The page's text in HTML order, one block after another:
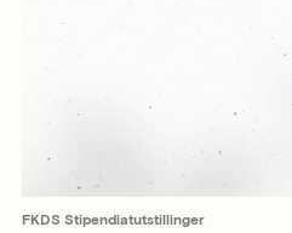
FKDS Stipendiatutstillinger